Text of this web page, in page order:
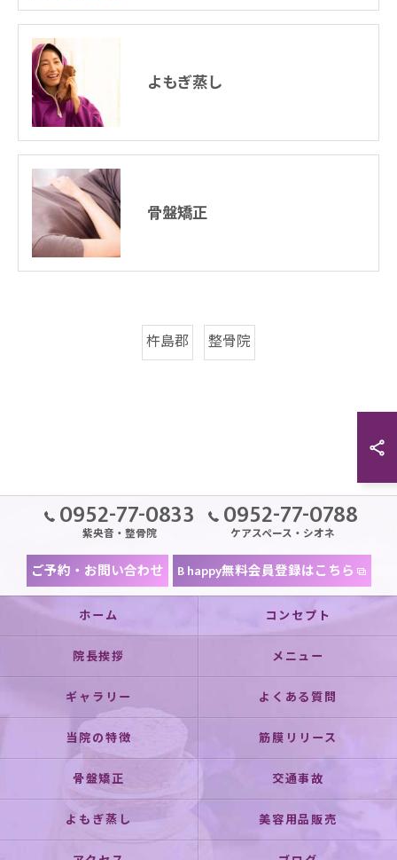
よもぎ蒸し
骨盤矯正
杵島郡 整骨院
0952-77-0833
紫央音・整骨院 0952-77-0788
ケアスペース・シオネ
ご予約・お問い合わせ B happy無料会員登録はこちら
ホーム コンセプト
院長挨拶 メニュー
ギャラリー よくある質問
当院の特徴 筋膜リリース
骨盤矯正 交通事故
よもぎ蒸し 美容用品販売